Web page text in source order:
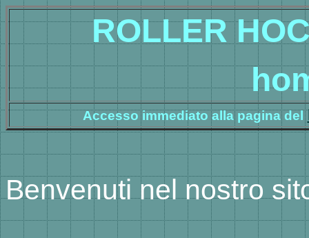
ROLLER
Accesso immediato alla pagina del
Benvenuti nel nostro